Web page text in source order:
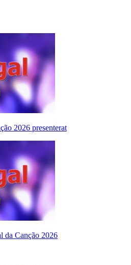
2026 presenterat
da Canção 2026